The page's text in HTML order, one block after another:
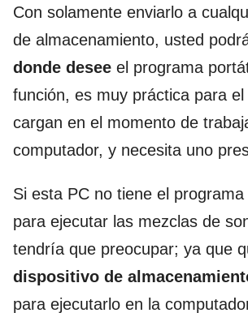
Con solamente enviarlo a
de almacenamiento, usted
donde desee el programa
función, es muy práctica para
cargan en el momento de
computador, y necesita uno
Si esta PC no tiene el
para ejecutar las mezclas de
tendría que preocupar; ya que
dispositivo de
para ejecutarlo en la